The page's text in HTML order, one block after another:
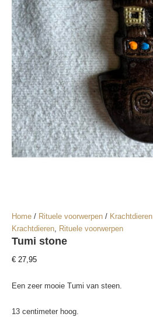
Home / Rituele voorwerpen / Krachtdieren
Krachtdieren, Rituele voorwerpen
Tumi stone
€ 27,95
Een zeer mooie Tumi van steen.
13 centimeter hoog.